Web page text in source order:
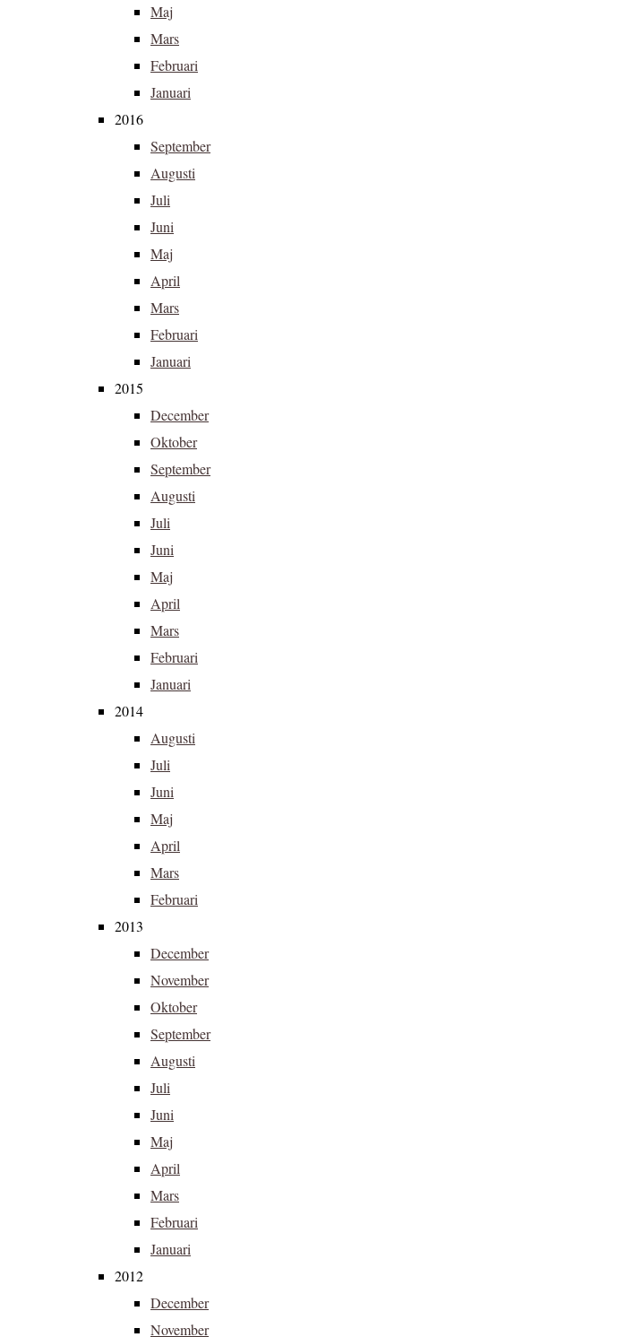
Maj
Mars
Februari
Januari
2016
September
Augusti
Juli
Juni
Maj
April
Mars
Februari
Januari
2015
December
Oktober
September
Augusti
Juli
Juni
Maj
April
Mars
Februari
Januari
2014
Augusti
Juli
Juni
Maj
April
Mars
Februari
2013
December
November
Oktober
September
Augusti
Juli
Juni
Maj
April
Mars
Februari
Januari
2012
December
November